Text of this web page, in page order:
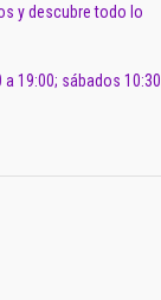
y descubre todo lo
19:00; sábados 10:30